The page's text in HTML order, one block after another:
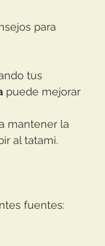
para
tus
puede mejorar
mantener la
al tatami.
fuentes: